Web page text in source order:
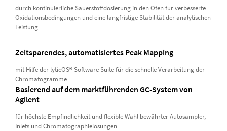
durch kontinuierliche Sauerstoffdosierung in den Ofen für verbesserte
Oxidationsbedingungen und eine langfristige Stabilität der analytischen
Leistung
Zeitsparendes, automatisiertes Peak Mapping
mit Hilfe der lyticOS® Software Suite für die schnelle Verarbeitung der
Chromatogramme
Basierend auf dem marktführenden GC-System von
Agilent
für höchste Empfindlichkeit und flexible Wahl bewährter Autosampler,
Inlets und Chromatographielösungen